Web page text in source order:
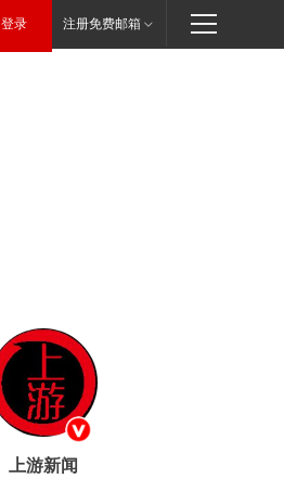
登录 注册免费邮箱
上游新闻